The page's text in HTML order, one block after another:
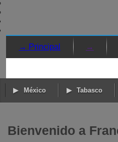
→ Principal →
México Tabasco
Bienvenido a